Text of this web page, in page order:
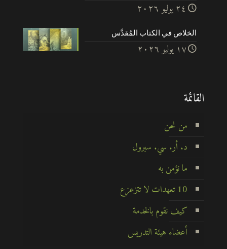
۲٤ يوليو ۲۰۲٦
الخلاص في الكتاب المُقدَّس
۱۷ يوليو ۲۰۲٦
القائمة
من نحن
د. أر. سي. سبرول
ما نؤمن به
10 تعهدات لا تتزعزع
كيف نقوم بالخدمة
أعضاء هيئة التدريس